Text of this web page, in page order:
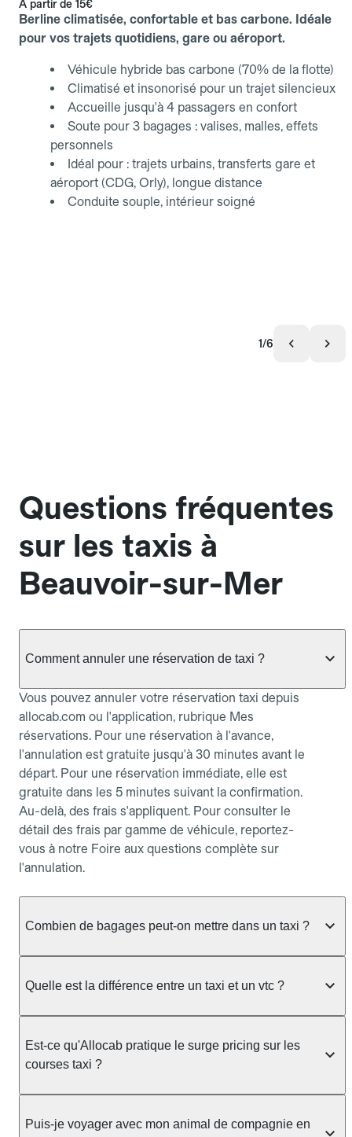
À partir de 15€
Berline climatisée, confortable et bas carbone. Idéale
pour vos trajets quotidiens, gare ou aéroport.
Véhicule hybride bas carbone (70% de la flotte)
Climatisé et insonorisé pour un trajet silencieux
Accueille jusqu'à 4 passagers en confort
Soute pour 3 bagages : valises, malles, effets
personnels
Idéal pour : trajets urbains, transferts gare et
aéroport (CDG, Orly), longue distance
Conduite souple, intérieur soigné
1/6
Questions fréquentes
sur les taxis à
Beauvoir-sur-Mer
Comment annuler une réservation de taxi ?
Vous pouvez annuler votre réservation taxi depuis
allocab.com ou l'application, rubrique Mes
réservations. Pour une réservation à l'avance,
l'annulation est gratuite jusqu'à 30 minutes avant le
départ. Pour une réservation immédiate, elle est
gratuite dans les 5 minutes suivant la confirmation.
Au-delà, des frais s'appliquent. Pour consulter le
détail des frais par gamme de véhicule, reportez-
vous à notre Foire aux questions complète sur
l'annulation.
Combien de bagages peut-on mettre dans un taxi ?
taxi berline accueille en général jusqu'à 3 bagages
ou nombreux, précisez-le dans le champ "Message
au chauffeur" lors de la réservation. Le prix n'est
pas impacté par le nombre de bagages.
Quelle est la différence entre un taxi et un vtc ?
prendre en charge directement dans la rue, à une
station ou sur réservation, avec un tarif au
réservation et propose un prix fixe annoncé à
l'avance. Chez Allocab, réservez facilement votre
Est-ce qu'Allocab pratique le surge pricing sur les
courses taxi ?
réglementation préfectorale et suit un barème
Puis-je voyager avec mon animal de compagnie en